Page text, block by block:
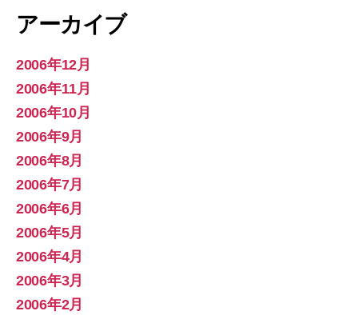
アーカイブ
2006年12月
2006年11月
2006年10月
2006年9月
2006年8月
2006年7月
2006年6月
2006年5月
2006年4月
2006年3月
2006年2月